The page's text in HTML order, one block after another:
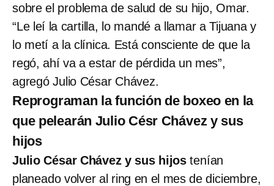
sobre el problema de salud de su hijo, Omar.
“Le leí la cartilla, lo mandé a llamar a Tijuana y
lo metí a la clínica. Está consciente de que la
regó, ahí va a estar de pérdida un mes”,
agregó Julio César Chávez.
Reprograman la función de boxeo en la
que pelearán Julio Césr Chávez y sus
hijos
Julio César Chávez y sus hijos tenían
planeado volver al ring en el mes de diciembre,